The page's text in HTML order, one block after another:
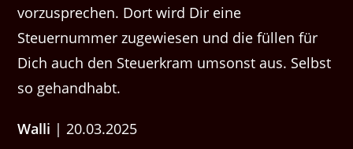
vorzusprechen. Dort wird Dir eine
Steuernummer zugewiesen und die füllen für
Dich auch den Steuerkram umsonst aus. Selbst
so gehandhabt.
Walli | 20.03.2025